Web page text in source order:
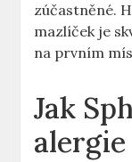
zúčastněné.
mazlíček je
na prvním
Jak
alergie